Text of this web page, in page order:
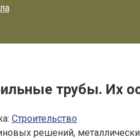
трубы. Их
Строительство
решений,